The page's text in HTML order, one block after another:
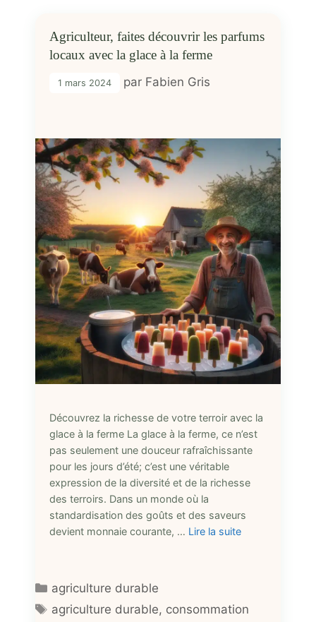
Agriculteur, faites découvrir les parfums
locaux avec la glace à la ferme
1 mars 2024 par Fabien Gris
Découvrez la richesse de votre terroir avec la
glace à la ferme La glace à la ferme, ce n’est
pas seulement une douceur rafraîchissante
pour les jours d’été; c’est une véritable
expression de la diversité et de la richesse
des terroirs. Dans un monde où la
standardisation des goûts et des saveurs
devient monnaie courante, … Lire la suite
Catégories
agriculture durable
Étiquettes
agriculture durable, consommation